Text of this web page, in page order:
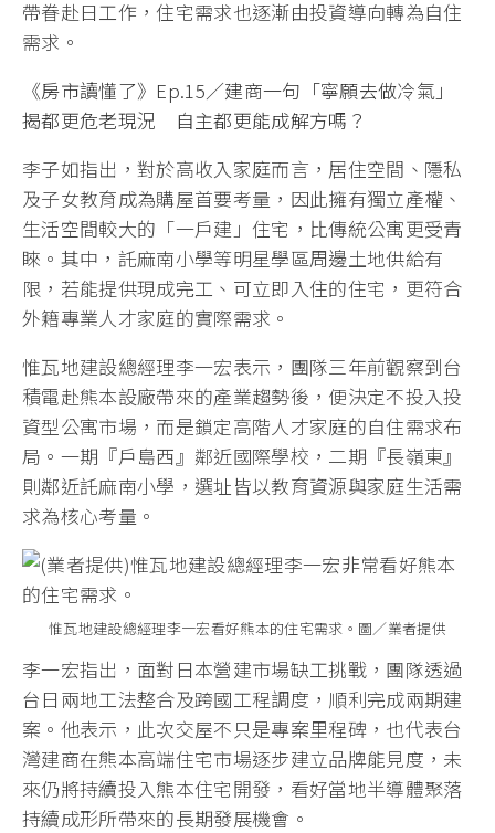
帶眷赴日工作，住宅需求也逐漸由投資導向轉為自住
需求。
《房市讀懂了》Ep.15／建商一句「寧願去做冷氣」
揭都更危老現況 自主都更能成解方嗎？
李子如指出，對於高收入家庭而言，居住空間、隱私
及子女教育成為購屋首要考量，因此擁有獨立產權、
生活空間較大的「一戶建」住宅，比傳統公寓更受青
睞。其中，託麻南小學等明星學區周邊土地供給有
限，若能提供現成完工、可立即入住的住宅，更符合
外籍專業人才家庭的實際需求。
惟瓦地建設總經理李一宏表示，團隊三年前觀察到台
積電赴熊本設廠帶來的產業趨勢後，便決定不投入投
資型公寓市場，而是鎖定高階人才家庭的自住需求布
局。一期『戶島西』鄰近國際學校，二期『長嶺東』
則鄰近託麻南小學，選址皆以教育資源與家庭生活需
求為核心考量。
惟瓦地建設總經理李一宏看好熊本的住宅需求。圖／業者提供
李一宏指出，面對日本營建市場缺工挑戰，團隊透過
台日兩地工法整合及跨國工程調度，順利完成兩期建
案。他表示，此次交屋不只是專案里程碑，也代表台
灣建商在熊本高端住宅市場逐步建立品牌能見度，未
來仍將持續投入熊本住宅開發，看好當地半導體聚落
持續成形所帶來的長期發展機會。